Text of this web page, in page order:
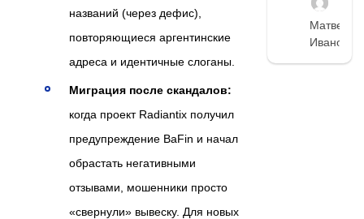
названий (через дефис),
повторяющиеся аргентинские
адреса и идентичные слоганы.
Миграция после скандалов:
когда проект Radiantix получил
предупреждение BaFin и начал
обрастать негативными
отзывами, мошенники просто
«свернули» вывеску. Для новых
Матвей
Иванов